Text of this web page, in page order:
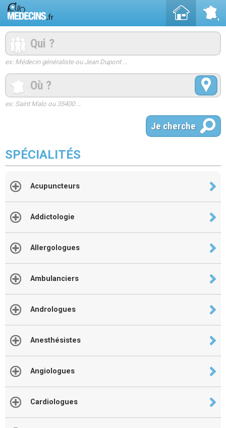
ex: Médecin généraliste ou Jean Dupont ...
ex: Saint Malo ou 35400 ...
SPÉCIALITÉS
Acupuncteurs
Addictologie
Allergologues
Ambulanciers
Andrologues
Anesthésistes
Angiologues
Cardiologues